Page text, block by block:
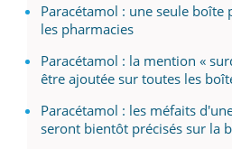
Paracétamol : une seule boîte
les pharmacies
Paracétamol : la mention «
être ajoutée sur toutes les
Paracétamol : les méfaits
seront bientôt précisés sur la